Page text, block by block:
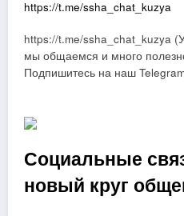
https://t.me/ssha_chat_kuzya
https://t.me/ssha_chat_kuzya
мы общаемся и много
Подпишитесь на наш
Социальные
новый круг